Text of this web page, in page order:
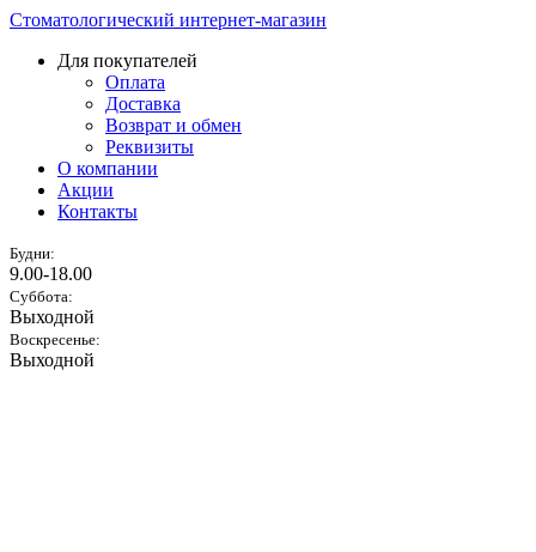
Стоматологический интернет-магазин
Для покупателей
Оплата
Доставка
Возврат и обмен
Реквизиты
О компании
Акции
Контакты
Будни:
9.00-18.00
Суббота:
Выходной
Воскресенье:
Выходной